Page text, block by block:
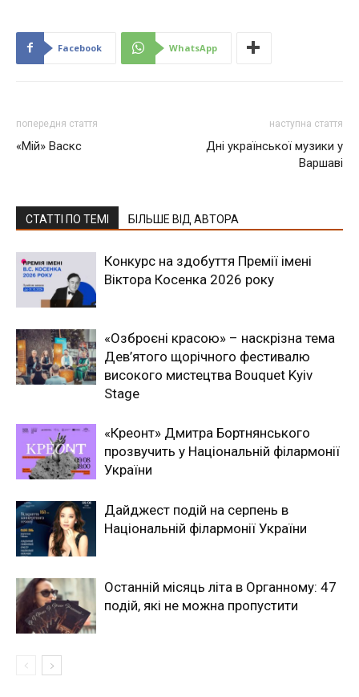
Facebook WhatsApp
попередня стаття
«Мій» Васкс
наступна стаття
Дні української музики у
Варшаві
СТАТТІ ПО ТЕМІ БІЛЬШЕ ВІД АВТОРА
Конкурс на здобуття Премії імені
Віктора Косенка 2026 року
«Озброєні красою» – наскрізна тема
Дев’ятого щорічного фестивалю
високого мистецтва Bouquet Kyiv
Stage
«Креонт» Дмитра Бортнянського
прозвучить у Національній філармонії
України
Дайджест подій на серпень в
Національній філармонії України
Останній місяць літа в Органному: 47
подій, які не можна пропустити